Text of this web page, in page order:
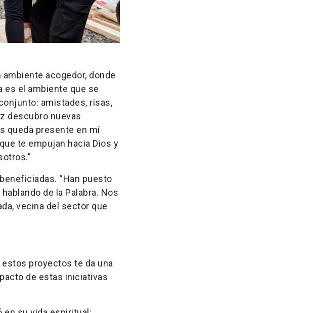
acogedor, donde
es el ambiente que se
amistades, risas,
descubro nuevas
queda presente en mí
te empujan hacia Dios y
“Han puesto
de la Palabra. Nos
vecina del sector que
estos proyectos te da una
de estas iniciativas